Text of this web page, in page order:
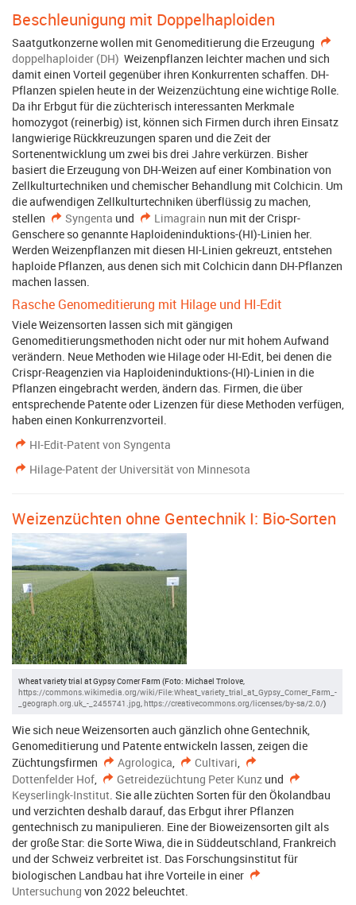
Beschleunigung mit Doppelhaploiden
Saatgutkonzerne wollen mit Genomeditierung die Erzeugung
doppelhaploider (DH) Weizenpflanzen leichter machen und sich
damit einen Vorteil gegenüber ihren Konkurrenten schaffen. DH-
Pflan­zen spielen heute in der Weizenzüchtung eine wichtige Rolle.
Da ihr Erbgut für die züchterisch interessanten Merkmale
homozygot (reinerbig) ist, können sich Firmen durch ihren Einsatz
langwierige Rückkreu­zung­en sparen und die Zeit der
Sortenentwicklung um zwei bis drei Jahre verkürzen. Bisher
basiert die Erzeugung von DH-Weizen auf einer Kombination von
Zellkulturtechniken und chemischer Behandlung mit Colchicin. Um
die aufwendigen Zellkulturtechniken überflüssig zu machen,
stellen
Syngenta und Limagrain nun mit der Crispr-
Genschere so genannte Haploideninduktions-(HI)-Linien her.
Werden Weizenpflanzen mit diesen HI-Linien gekreuzt, entstehen
haploide Pflanzen, aus denen sich mit Colchicin dann DH-Pflanzen
machen lassen.
Rasche Genomeditierung mit Hilage und HI-Edit
Viele Weizensorten lassen sich mit gängigen
Genomeditierungsmethoden nicht oder nur mit hohem Aufwand
verändern. Neue Methoden wie Hilage oder HI-Edit, bei denen die
Crispr-Reagenzien via Haploideninduktions-(HI)-Linien in die
Pflanzen eingebracht werden, ändern das. Firmen, die über
entsprechende Patente oder Lizenzen für diese Methoden verfügen,
haben einen Konkurrenzvorteil.
HI-Edit-Patent von Syngenta
Hilage-Patent der Universität von Minnesota
Weizenzüchten ohne Gentechnik I: Bio-Sorten
Wheat variety trial at Gypsy Corner Farm (Foto: Michael Trolove,
https://commons.wikimedia.org/wiki/File:Wheat_variety_trial_at_Gypsy_Corner_Farm_-
_geograph.org.uk_-_2455741.jpg https://creativecommons.org/licenses/by-sa/2.0/)
Wie sich neue Weizensorten auch gänzlich ohne Gentechnik,
Genomeditierung und Patente entwickeln lassen, zeigen die
Züchtungsfirmen
Agrologica, Cultivari,
Dottenfelder Hof, Getreidezüchtung Peter Kunz und
Keyserlingk-Institut. Sie alle züchten Sorten für den Ökolandbau
und verzichten deshalb darauf, das Erbgut ihrer Pflanzen
gentechnisch zu manipulieren. Eine der Bioweizensorten gilt als
der große Star: die Sorte Wiwa, die in Süddeutschland, Frankreich
und der Schweiz verbreitet ist. Das Forschungsinstitut für
biologischen Landbau hat ihre Vorteile in einer
Untersuchung von 2022 beleuchtet.